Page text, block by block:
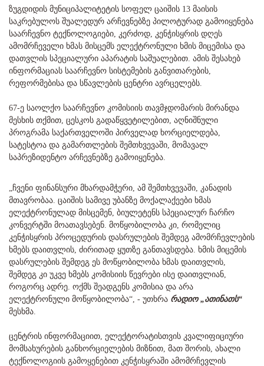
ზუგდიდის მუნიციპალიტეტის სოფელ ცაიშის 13 მაისის
საკრებულოს შუალედურ არჩევნებზე პილოტურად გამოიყენება
საარჩევნო ტექნოლოგიები, კერძოდ, კენჭისყრის დღეს
ამომრჩეველი ხმას მისცემს ელექტრონული ხმის მიცემისა და
დათვლის სპეციალური აპარატის საშუალებით. ამის შესახებ
ინფორმაციას საარჩევნო სისტემების განვითარების,
რეფორმებისა და სწავლების ცენტრი ავრცელებს.
67-ე საოლქო საარჩევნო კომისიის თავმჯდომარის მირანდა
მესხის თქმით, ცესკოს გადაწყვეტილებით, აღნიშნული
პროგრამა საქართველოში პირველად ხორციელდება,
სატესტოა და გამართლების შემთხვევაში, მომავალ
საპრეზიდენტო არჩევნებზე გამოიყენება.
„ჩვენი ფინანსური მხარდამჭერი, ამ შემთხვევაში, კანადის
მთავრობაა. ცაიშის სამივე უბანზე მოქალაქეები ხმას
ელექტრონულად მისცემენ, ბიულეტენს სპეციალურ ჩარჩო
კონვერტში მოათავსებენ. მოწყობილობა კი, რომელიც
კენჭისყრის პროცედურის დასრულების შემდეგ ამომრჩევლების
ხმებს დაითვლის, ძირითად ყუთზე განთავსდება. ხმის მიცემის
დასრულების შემდეგ ეს მოწყობილობა ხმას დაითვლის,
შემდეგ კი უკვე ხმებს კომისიის წევრები ისე დაითვლიან,
როგორც ადრე. ოქმს შეადგენს კომისია და არა
ელექტრონული მოწყობილობა“, - უთხრა რადიო „ათინათს“
მესხმა.
ცენტრის ინფორმაციით, ელექტორატისთვის კვალიფიციური
მომსახურების განხორციელების მიზნით, მათ შორის, ახალი
ტექნოლოგიის გამოყენებით კენჭისყრაში ამომრჩევლის